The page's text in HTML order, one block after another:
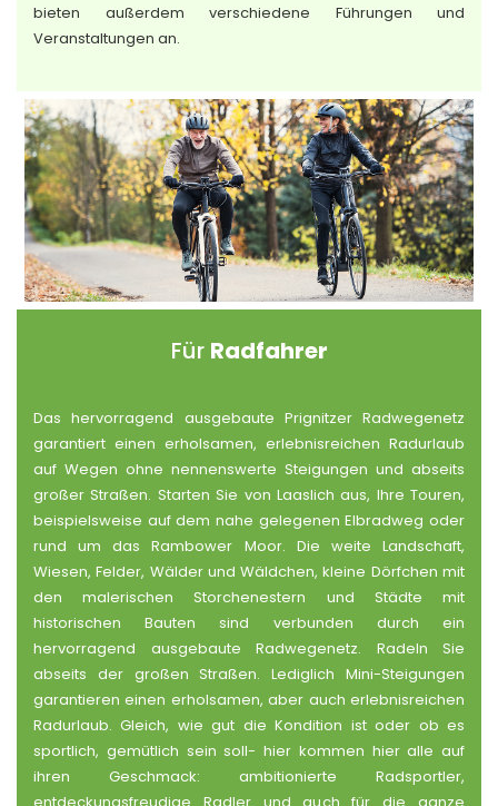
bieten außerdem verschiedene Führungen und
Veranstaltungen an.
Für Radfahrer
Das hervorragend ausgebaute Prignitzer Radwegenetz
garantiert einen erholsamen, erlebnisreichen Radurlaub
auf Wegen ohne nennenswerte Steigungen und abseits
großer Straßen. Starten Sie von Laaslich aus, Ihre Touren,
beispielsweise auf dem nahe gelegenen Elbradweg oder
rund um das Rambower Moor. Die weite Landschaft,
Wiesen, Felder, Wälder und Wäldchen, kleine Dörfchen mit
den malerischen Storchenestern und Städte mit
historischen Bauten sind verbunden durch ein
hervorragend ausgebaute Radwegenetz. Radeln Sie
abseits der großen Straßen. Lediglich Mini-Steigungen
garantieren einen erholsamen, aber auch erlebnisreichen
Radurlaub. Gleich, wie gut die Kondition ist oder ob es
sportlich, gemütlich sein soll- hier kommen hier alle auf
ihren Geschmack: ambitionierte Radsportler,